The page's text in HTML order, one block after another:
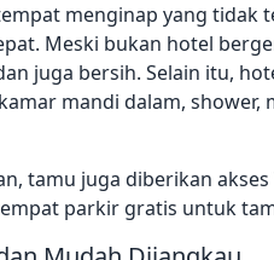
menginap yang tidak
Meski bukan hotel
juga bersih. Selain itu,
mandi dalam,
tamu juga diberikan
parkir gratis untuk